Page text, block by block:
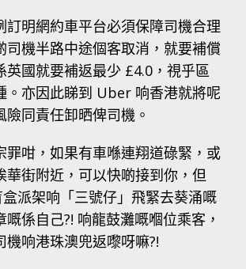
訂明網約車平台必須保障司機合理
司機半路中途個客取消，就要補償
英國就要補返最少 £4.0，視乎區
。亦因此睇到 Uber 响香港就將呢
險同責任卸晒俾司機。
罪咁，如果有車喺連翔道碌緊，或
華街附近，可以快啲接到你，但
派架响「三號仔」飛緊去葵涌嘅
係自己?! 响龍鼓灘嘅嗰位乘客，
機响港珠澳兜返嚟呀嘛?!